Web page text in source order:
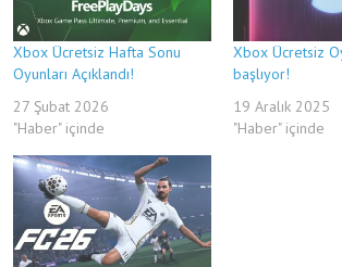
Xbox Ücretsiz Hafta Sonu
Oyunları Açıklandı!
27 Şubat 2026
"Haber" içinde
Xbox Ücretsiz
başlıyor!
19 Aralık 2025
"Haber" içinde